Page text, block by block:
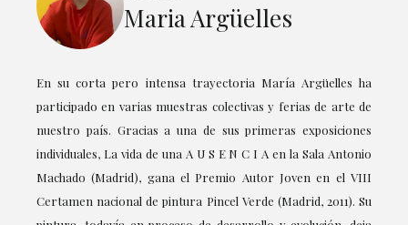
Maria Argüelles
En su corta pero intensa trayectoria María Argüelles ha
participado en varias muestras colectivas y ferias de arte de
nuestro país. Gracias a una de sus primeras exposiciones
individuales, La vida de una A U S E N C I A en la Sala Antonio
Machado (Madrid), gana el Premio Autor Joven en el VIII
Certamen nacional de pintura Pincel Verde (Madrid, 2011). Su